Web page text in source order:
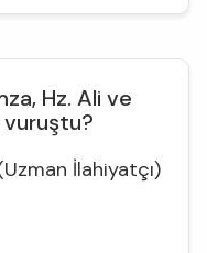
Hz. Ali ve
vuruştu?
İlahiyatçı)